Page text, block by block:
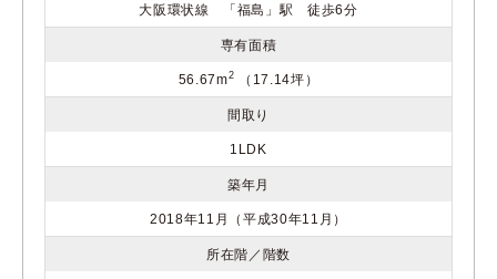
大阪環状線 「福島」駅 徒歩6分
専有面積
56.67m2 （17.14坪）
間取り
1LDK
築年月
2018年11月（平成30年11月）
所在階／階数